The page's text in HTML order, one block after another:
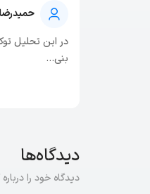
بنی...
دیدگاه‌ها
دیدگاه خود را